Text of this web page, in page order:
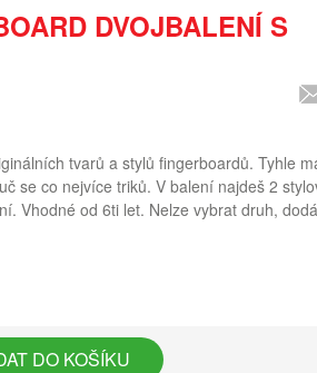
DVOJBALENÍ S
tvarů a stylů fingerboardů. Tyhle
se co nejvíce triků. V balení najdeš 2
Vhodné od 6ti let. Nelze vybrat druh,
DO KOŠÍKU